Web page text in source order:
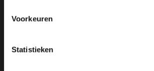
Voorkeuren
Statistieken